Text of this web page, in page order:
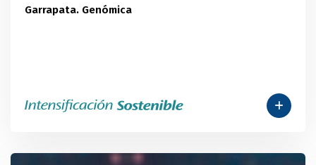
Garrapata. Genómica